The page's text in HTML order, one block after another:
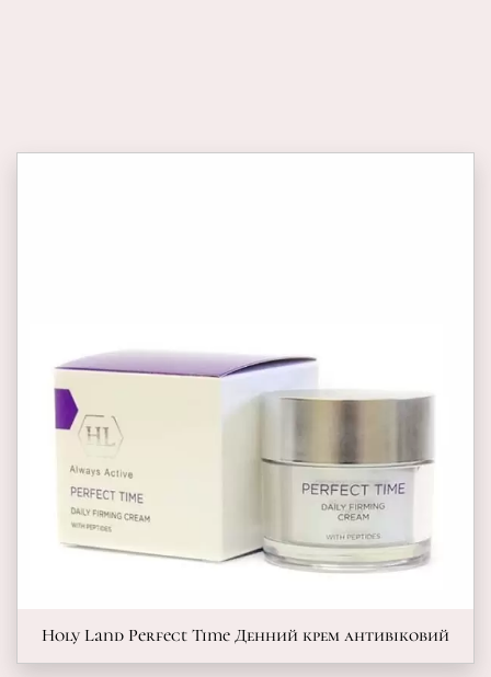
Holy Land Perfect Time Денний крем антивіковий